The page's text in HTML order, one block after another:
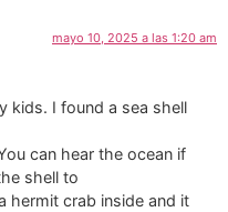
mayo 10, 2025 a las 1:20 am
kids. I found a sea shell
can hear the ocean if
shell to
hermit crab inside and it